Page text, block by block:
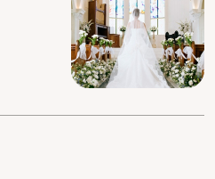
婚活アドバイザーを探す
料金について